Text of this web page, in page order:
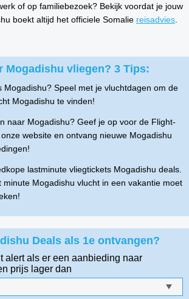
of op familiebezoek? Bekijk voordat je jouw
boekt altijd het officiele Somalie reisadvies.
Mogadishu vliegen? 3 Tips:
Mogadishu? Speel met je vluchtdagen om de
Mogadishu te vinden!
naar Mogadishu? Geef je op voor de Flight-
website en ontvang nieuwe Mogadishu
lastminute vliegtickets Mogadishu deals.
minute Mogadishu vlucht in een vakantie moet
Deals als 1e ontvangen?
alert als er een aanbieding naar
prijs lager dan